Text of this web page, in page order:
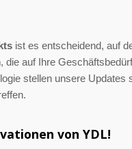
ist es entscheidend, auf
die auf Ihre
stellen unsere
von YDL!